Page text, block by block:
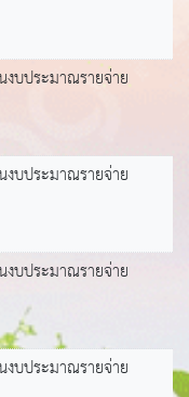
งบประมาณรายจ่าย
งบประมาณรายจ่าย
งบประมาณรายจ่าย
งบประมาณรายจ่าย